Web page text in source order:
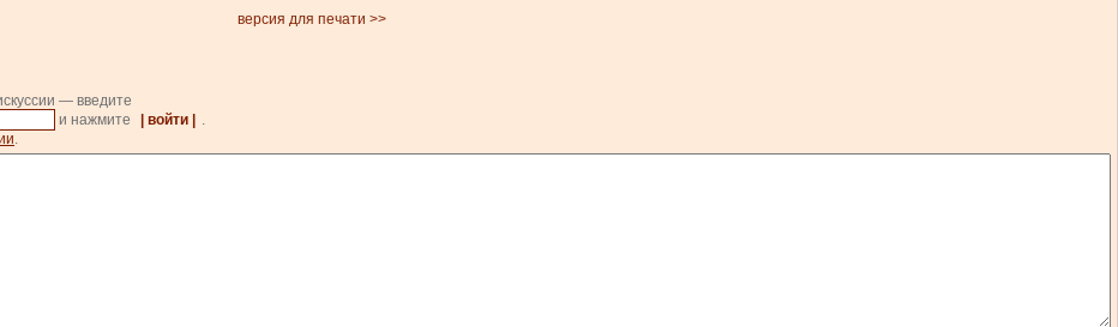
версия для печати >>
— введите
и нажмите | войти |
.
.